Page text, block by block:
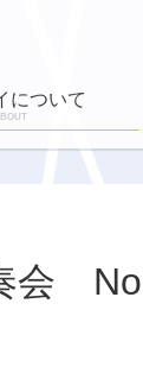
について
会